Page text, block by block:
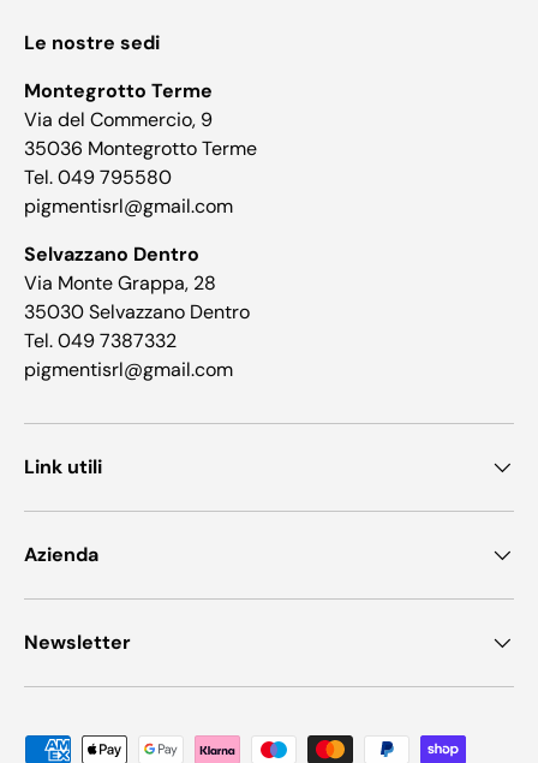
Le nostre sedi
Montegrotto Terme
Via del Commercio, 9
35036 Montegrotto Terme
Tel. 049 795580
pigmentisrl@gmail.com
Selvazzano Dentro
Via Monte Grappa, 28
35030 Selvazzano Dentro
Tel. 049 7387332
pigmentisrl@gmail.com
Link utili
Azienda
Newsletter
Metodi di pagamento accettati